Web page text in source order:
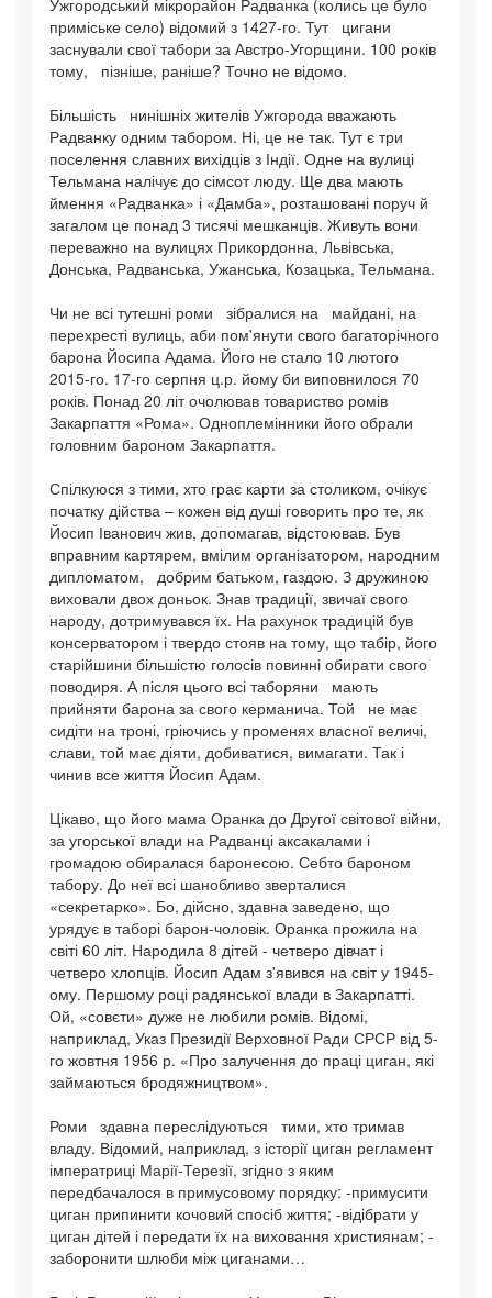
приміське село) відомий з 1427-го. Тут цигани
заснували свої табори за Австро-Угорщини. 100 років
тому, пізніше, раніше? Точно не відомо.
Більшість нинішніх жителів Ужгорода вважають
Радванку одним табором. Ні, це не так. Тут є три
поселення славних вихідців з Індії. Одне на вулиці
Тельмана налічує до сімсот люду. Ще два мають
ймення «Радванка» і «Дамба», розташовані поруч й
загалом це понад 3 тисячі мешканців. Живуть вони
переважно на вулицях Прикордонна, Львівська,
Донська, Радванська, Ужанська, Козацька, Тельмана.
Чи не всі тутешні роми зібралися на майдані, на
перехресті вулиць, аби пом'янути свого багаторічного
барона Йосипа Адама. Його не стало 10 лютого
2015-го. 17-го серпня ц.р. йому би виповнилося 70
років. Понад 20 літ очолював товариство ромів
Закарпаття «Рома». Одноплемінники його обрали
головним бароном Закарпаття.
Спілкуюся з тими, хто грає карти за столиком, очікує
початку дійства – кожен від душі говорить про те, як
Йосип Іванович жив, допомагав, відстоював. Був
вправним картярем, вмілим організатором, народним
дипломатом, добрим батьком, газдою. З дружиною
виховали двох доньок. Знав традиції, звичаї свого
народу, дотримувався їх. На рахунок традицій був
консерватором і твердо стояв на тому, що табір, його
старійшини більшістю голосів повинні обирати свого
поводиря. А після цього всі таборяни мають
прийняти барона за свого керманича. Той не має
сидіти на троні, гріючись у променях власної величі,
слави, той має діяти, добиватися, вимагати. Так і
чинив все життя Йосип Адам.
Цікаво, що його мама Оранка до Другої світової війни,
за угорської влади на Радванці аксакалами і
громадою обиралася баронесою. Себто бароном
табору. До неї всі шанобливо зверталися
«секретарко». Бо, дійсно, здавна заведено, що
урядує в таборі барон-чоловік. Оранка прожила на
світі 60 літ. Народила 8 дітей - четверо дівчат і
четверо хлопців. Йосип Адам з'явився на світ у 1945-
ому. Першому році радянської влади в Закарпатті.
Ой, «совєти» дуже не любили ромів. Відомі,
наприклад, Указ Президії Верховної Ради СРСР від 5-
го жовтня 1956 р. «Про залучення до праці циган, які
займаються бродяжництвом».
Роми здавна переслідуються тими, хто тримав
владу. Відомий, наприклад, з історії циган регламент
імператриці Марії-Терезії, згідно з яким
передбачалося в примусовому порядку: -примусити
циган припинити кочовий спосіб життя; -відібрати у
циган дітей і передати їх на виховання християнам; -
заборонити шлюби між циганами…